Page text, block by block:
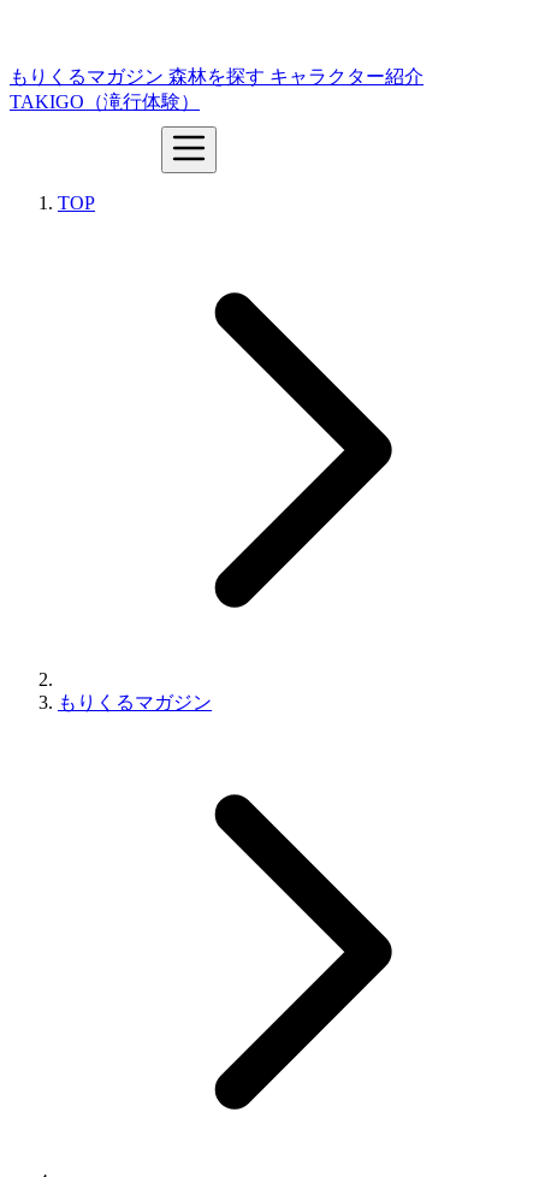
もりくるマガジン 森林を探す キャラクター紹介
TAKIGO（滝行体験）
TOP
もりくるマガジン